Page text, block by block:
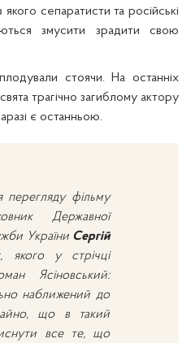
сепаратисти та російські
змусити зрадити свою
стоячи. На останніх
трагічно загиблому актору
є останньою.
перегляду фільму
Державної
України Сергій
, якого у стрічці
Ясіновський:
наближений до
що в такий
все те, що